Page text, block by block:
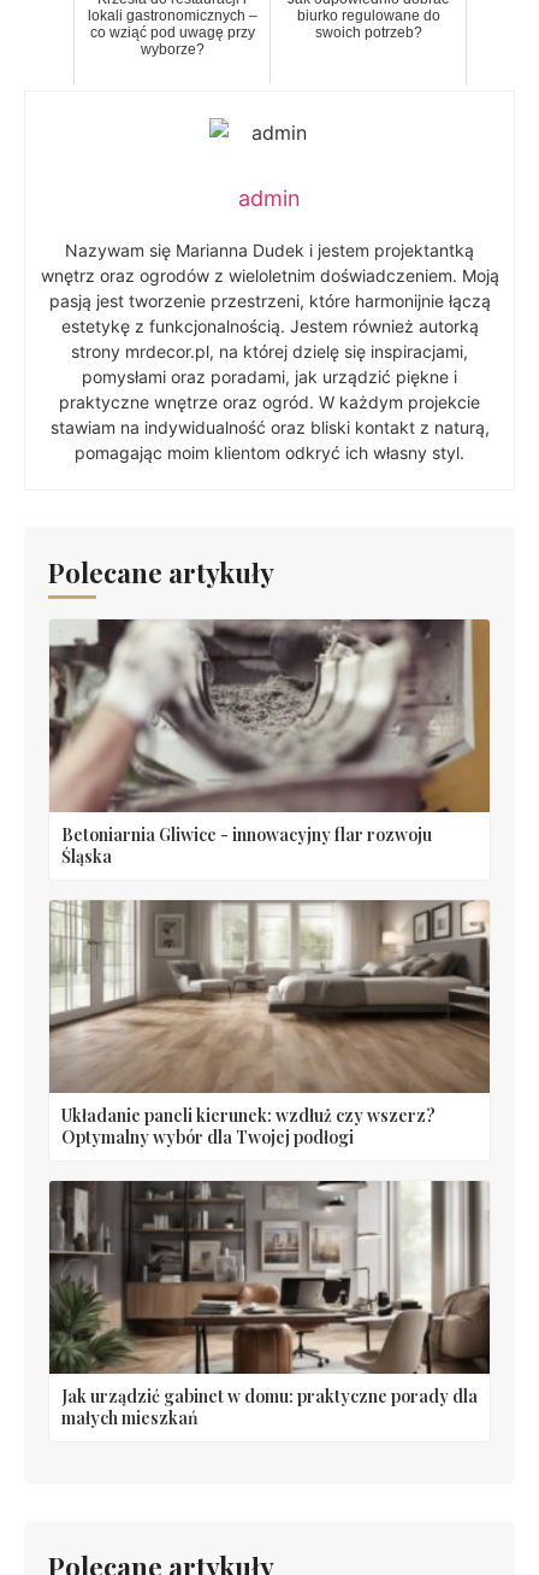
lokali gastronomicznych –
co wziąć pod uwagę przy
wyborze?
biurko regulowane do
swoich potrzeb?
admin
Nazywam się Marianna Dudek i jestem projektantką
wnętrz oraz ogrodów z wieloletnim doświadczeniem. Moją
pasją jest tworzenie przestrzeni, które harmonijnie łączą
estetykę z funkcjonalnością. Jestem również autorką
strony mrdecor.pl, na której dzielę się inspiracjami,
pomysłami oraz poradami, jak urządzić piękne i
praktyczne wnętrze oraz ogród. W każdym projekcie
stawiam na indywidualność oraz bliski kontakt z naturą,
pomagając moim klientom odkryć ich własny styl.
Polecane artykuły
Betoniarnia Gliwice - innowacyjny flar rozwoju
Śląska
Układanie paneli kierunek: wzdłuż czy wszerz?
Optymalny wybór dla Twojej podłogi
Jak urządzić gabinet w domu: praktyczne porady dla
małych mieszkań
Polecane artykuły